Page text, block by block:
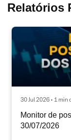
Relatórios
30 Jul 2026 • 1
Monitor de
30/07/2026